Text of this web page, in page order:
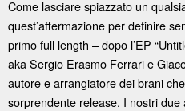
Come lasciare spiazzato un
quest’affermazione per definire
primo full length – dopo l’EP
aka Sergio Erasmo Ferrari e
autore e arrangiatore dei brani
sorprendente release. I nostri